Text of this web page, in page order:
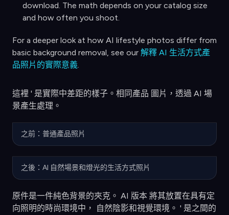
download. The math depends on your catalog size
and how often you shoot.
For a deeper look at how AI lifestyle photos differ from
basic background removal, see our 解釋 AI 生活方式產
品照片的實際意義.
這裡 ' 是實際中差距的樣子。相同產品 圖片，透過 AI 場
景產生處理。
之前：普通產品照片
之後：AI 自然場景和燈光的生活方式照片
原件是一件純色背景的夾克。 AI 版本 將其放置在具有定
向照明的時尚環境中， 自然陰影和視覺環境。 ' 是之間的